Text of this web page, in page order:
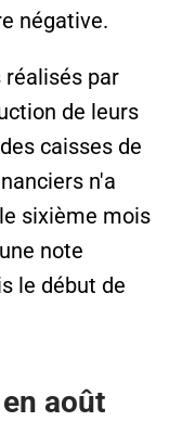
négative.
par
de leurs
caisses de
n'a
sixième mois
note
le début de
août